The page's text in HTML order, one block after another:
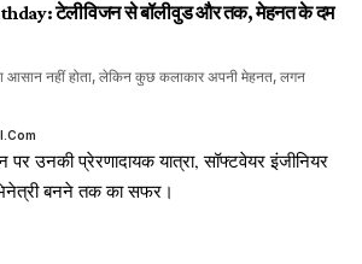
टेलीविजन से बॉलीवुड और तक, मेहनत के दम
आसान नहीं होता, लेकिन कुछ कलाकार अपनी मेहनत, लगन